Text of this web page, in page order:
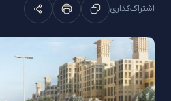
اشتراک‌گذاری